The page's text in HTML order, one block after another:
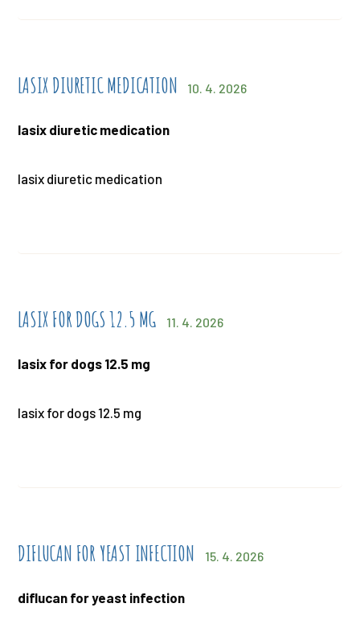
LASIX DIURETIC MEDICATION 10. 4. 2026
lasix diuretic medication
lasix diuretic medication
LASIX FOR DOGS 12.5 MG 11. 4. 2026
lasix for dogs 12.5 mg
lasix for dogs 12.5 mg
DIFLUCAN FOR YEAST INFECTION 15. 4. 2026
diflucan for yeast infection